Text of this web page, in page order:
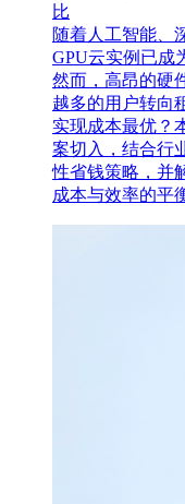
比
随着人工智能、
GPU云实例已成
然而，高昂的硬
越多的用户转向
实现成本最优？
案切入，结合行
性省钱策略，并
成本与效率的平